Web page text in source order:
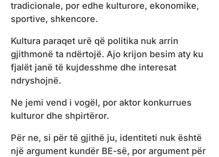
tradicionale, por edhe kulturore, ekonomike,
sportive, shkencore.
Kultura paraqet urë që politika nuk arrin
gjithmonë ta ndërtojë. Ajo krijon besim aty ku
fjalët janë të kujdesshme dhe interesat
ndryshojnë.
Ne jemi vend i vogël, por aktor konkurrues
kulturor dhe shpirtëror.
Për ne, si për të gjithë ju, identiteti nuk është
një argument kundër BE-së, por argument për